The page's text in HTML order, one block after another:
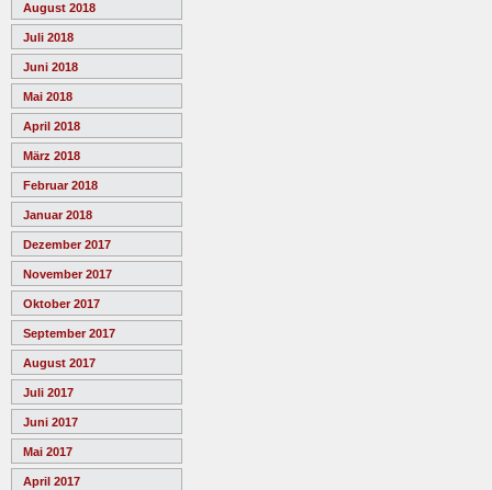
August 2018
Juli 2018
Juni 2018
Mai 2018
April 2018
März 2018
Februar 2018
Januar 2018
Dezember 2017
November 2017
Oktober 2017
September 2017
August 2017
Juli 2017
Juni 2017
Mai 2017
April 2017